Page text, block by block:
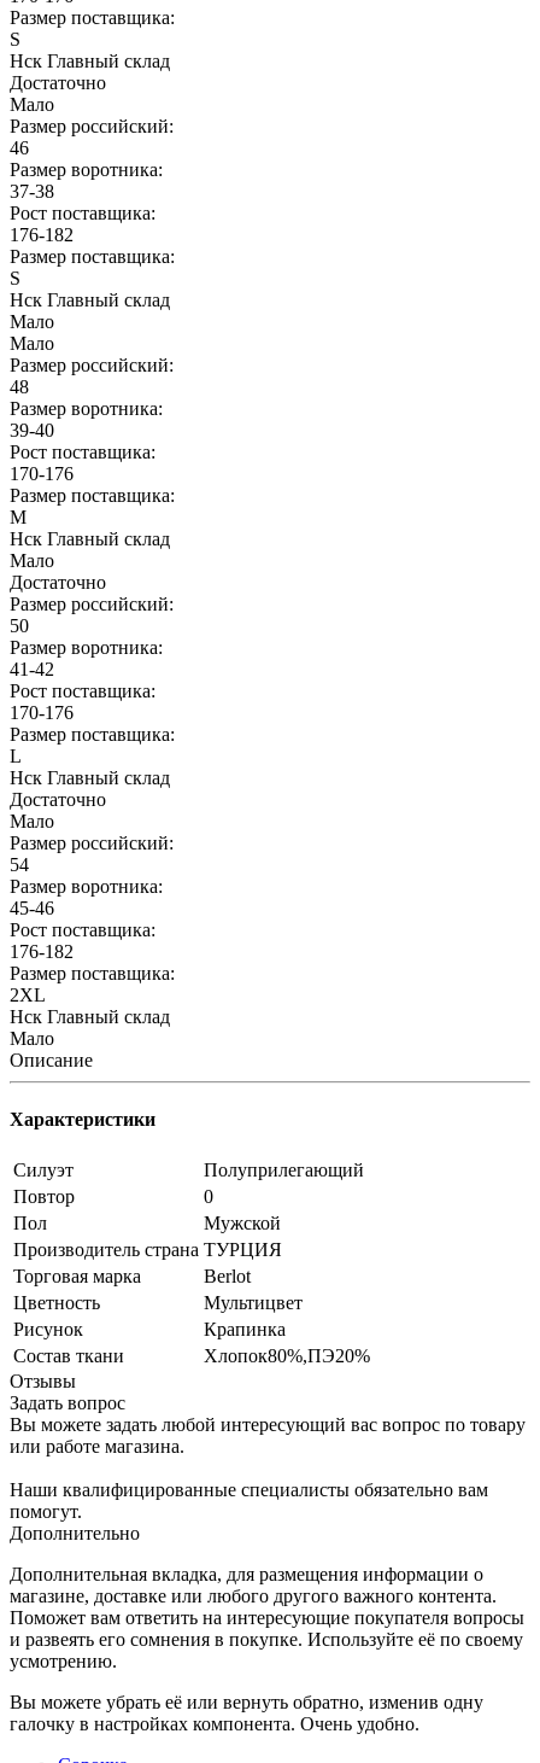
Размер поставщика:
S
Нск Главный склад
Достаточно
Мало
Размер российский:
46
Размер воротника:
37-38
Рост поставщика:
176-182
Размер поставщика:
S
Нск Главный склад
Мало
Мало
Размер российский:
48
Размер воротника:
39-40
Рост поставщика:
170-176
Размер поставщика:
M
Нск Главный склад
Мало
Достаточно
Размер российский:
50
Размер воротника:
41-42
Рост поставщика:
170-176
Размер поставщика:
L
Нск Главный склад
Достаточно
Мало
Размер российский:
54
Размер воротника:
45-46
Рост поставщика:
176-182
Размер поставщика:
2XL
Нск Главный склад
Мало
Описание
Характеристики
Силуэт
Полуприлегающий
Повтор
0
Пол
Мужской
Производитель страна ТУРЦИЯ
Торговая марка
Berlot
Цветность
Мультицвет
Рисунок
Крапинка
Состав ткани
Хлопок80%,ПЭ20%
Отзывы
Задать вопрос
Вы можете задать любой интересующий вас вопрос по товару
или работе магазина.
Наши квалифицированные специалисты обязательно вам
помогут.
Дополнительно
Дополнительная вкладка, для размещения информации о
магазине, доставке или любого другого важного контента.
Поможет вам ответить на интересующие покупателя вопросы
и развеять его сомнения в покупке. Используйте её по своему
усмотрению.
Вы можете убрать её или вернуть обратно, изменив одну
галочку в настройках компонента. Очень удобно.